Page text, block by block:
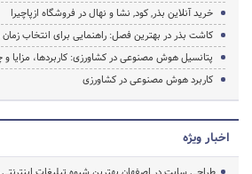
خرید آنلاین بذر, کود, نشا و نهال در فروشگاه ازپاچیرا
کاشت بذر در بهترین فصل: راهنمایی برای انتخاب
پتانسیل هوش مصنوعی در کشاورزی: کاربردها، مزایا و
کاربرد هوش مصنوعی در کشاورزی
اخبار ویژه